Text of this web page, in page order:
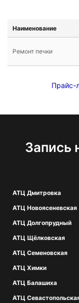
Наименование
Ремонт печки
Прайс-
Запись
АТЦ Дмитровка
АТЦ Новоясеневская
АТЦ Долгопрудный
АТЦ Щёлковская
АТЦ Семеновская
АТЦ Химки
АТЦ Балашиха
АТЦ